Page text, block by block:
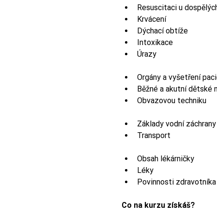
Resuscitaci u
Krvácení
Dýchací obtíže
Intoxikace
Úrazy
Orgány a vyšetření
Běžné a akutní dětské
Obvazovou techniku
Základy vodní záchrany
Transport
Obsah lékárničky
Léky
Povinnosti zdravotníka
Co na kurzu získáš?